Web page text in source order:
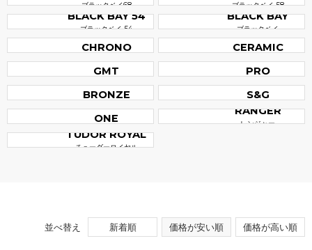
ブラックベイ68 ブラックベイ 58
BLACK BAY 54
ブラックベイ 54
BLACK BAY
ブラックベイ
BLACK BAY
CHRONO
ブラックベイ クロノ
BLACK BAY
CERAMIC
ブラックベイ セラミック
BLACK BAY
GMT
ブラックベイ GMT
BLACK BAY
PRO
ブラックベイ プロ
BLACK BAY
BRONZE
ブラックベイ ブロンズ
BLACK BAY
S&G
ブラックベイ S&G
BLACK BAY
ONE
ブラック ベイ ワン
RANGER
レンジャー
TUDOR ROYAL
チューダーロイヤル
並べ替え 新着順 価格が安い順 価格が高い順